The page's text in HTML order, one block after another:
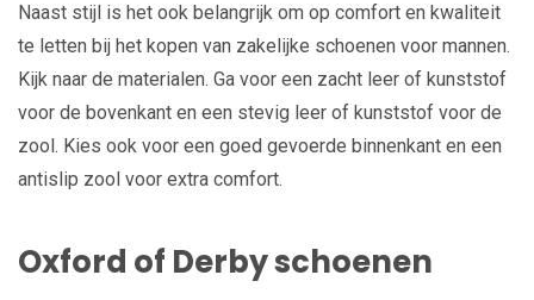
Naast stijl is het ook belangrijk om op comfort en kwaliteit
te letten bij het kopen van zakelijke schoenen voor mannen.
Kijk naar de materialen. Ga voor een zacht leer of kunststof
voor de bovenkant en een stevig leer of kunststof voor de
zool. Kies ook voor een goed gevoerde binnenkant en een
antislip zool voor extra comfort.
Oxford of Derby schoenen